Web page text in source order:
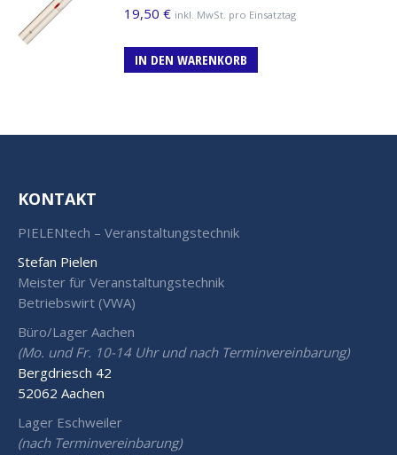
19,50 € inkl. MwSt. pro Einsatztag
IN DEN WARENKORB
KONTAKT
PIELENtech – Veranstaltungstechnik
Stefan Pielen
Meister für Veranstaltungstechnik
Betriebswirt (VWA)
Büro/Lager Aachen
(Mo. und Fr. 10-14 Uhr und nach Terminvereinbarung)
Bergdriesch 42
52062 Aachen
Lager Eschweiler
(nach Terminvereinbarung)